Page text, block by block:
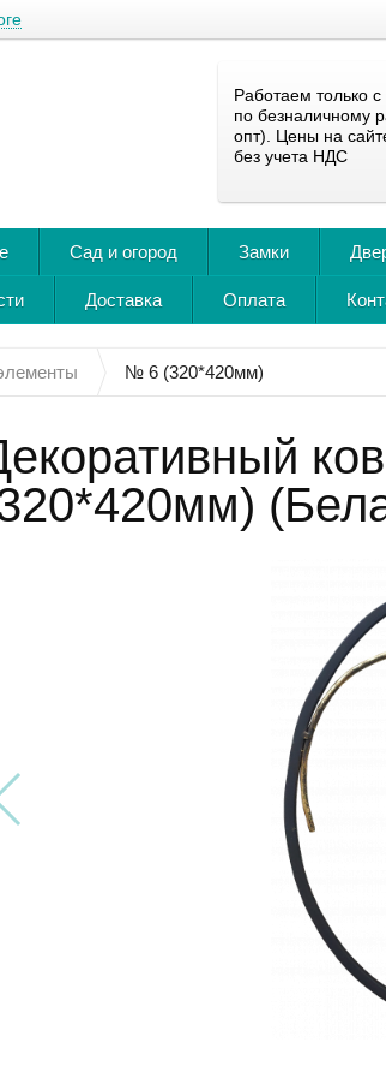
Работаем только
по безналичному
опт). Цены на
без учета НДС
Сад и огород Замки
Доставка Оплата
№ 6 (320*420мм)